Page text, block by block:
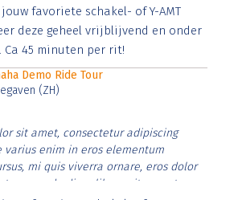
nibh et justo cursus id rutrum lorem
sem vitae risus tristique posuere.
favoriete schakel- of Y-AMT
deze geheel vrijblijvend en onder
Ca 45 minuten per rit!
Demo Ride Tour
(ZH)
sit amet, consectetur adipiscing
varius enim in eros elementum
mi quis viverra ornare, eros dolor
commodo diam libero vitae erat.